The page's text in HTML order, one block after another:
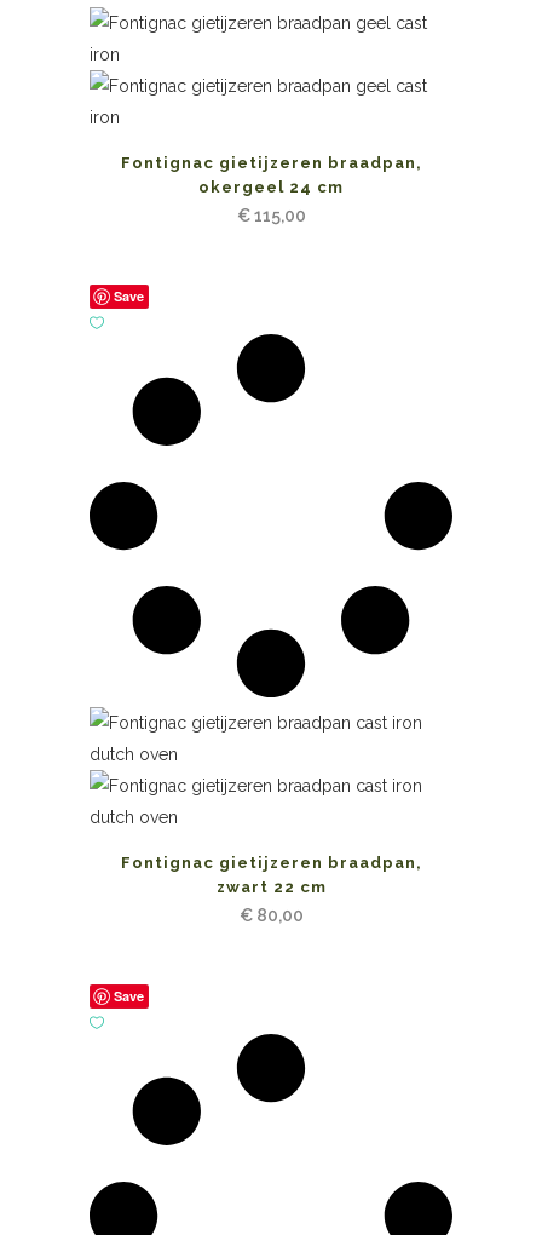
Fontignac gietijzeren braadpan,
okergeel 24 cm
€115,00
Save
Fontignac gietijzeren braadpan,
zwart 22 cm
€80,00
Save